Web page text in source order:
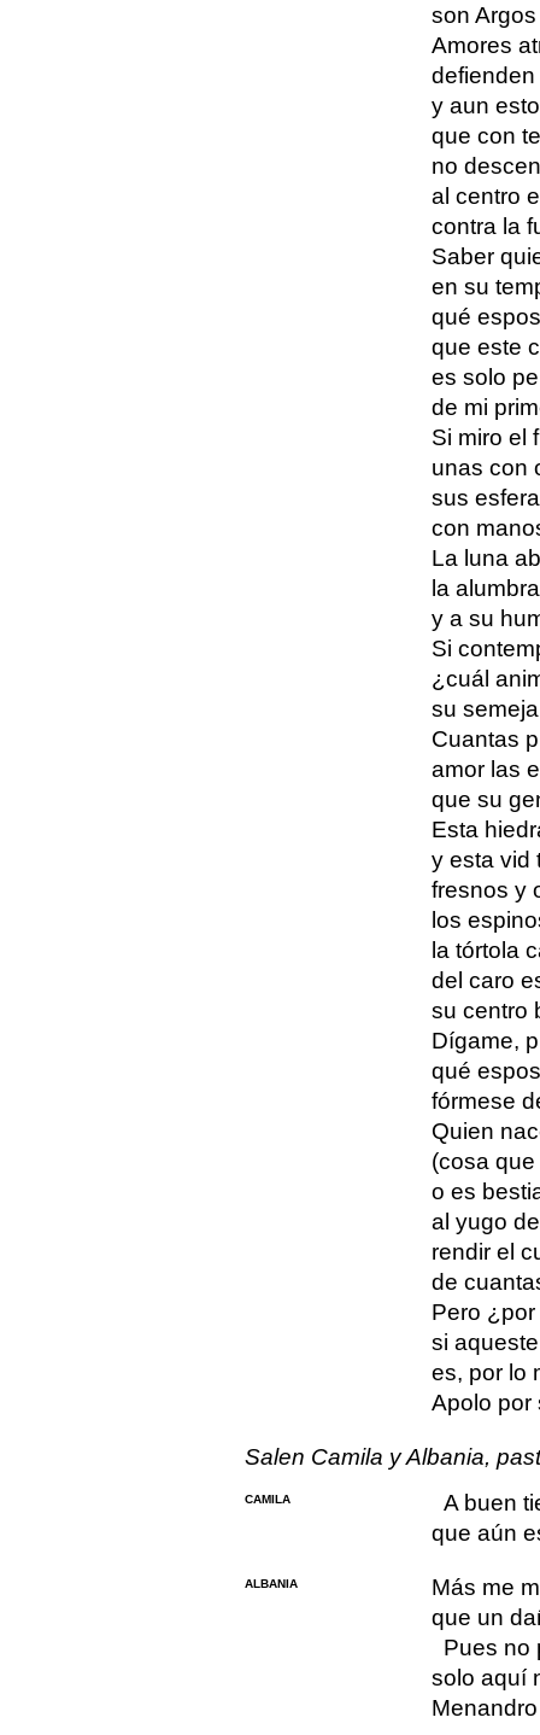
son
Amores
y aun
que con
no
al centro
contra la
Saber
en su
qué
que este
es solo
de mi
Si miro el
unas con
sus
con
La luna
la
y a su
Si
¿cuál
su
Cuantas
amor las
que su
Esta
y esta vid
fresnos y
los
la tórtola
del caro
su centro
Dígame,
qué
fórmese
Quien
(cosa
o es
al yugo
rendir el
de
Pero
si
es, por lo
Apolo por
Salen Camila y Albania,
CAMILA
A buen
que aún
ALBANIA
Más me
que un
Pues no
solo aquí